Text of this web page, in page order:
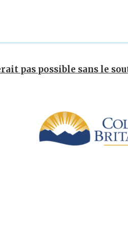
pas possible sans le